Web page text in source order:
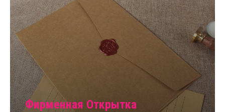
Фирменная Открытка